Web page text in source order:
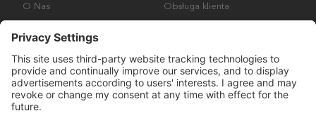
O Nas
Obsługa klienta
Wysyłka i Dostawa